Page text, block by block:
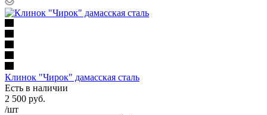
Клинок "Чирок" дамасская сталь
Есть в наличии
2 500 руб.
/шт